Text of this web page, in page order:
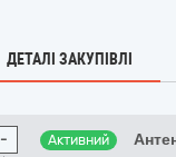
ДЕТАЛІ ЗАКУПІВЛІ
- Активний